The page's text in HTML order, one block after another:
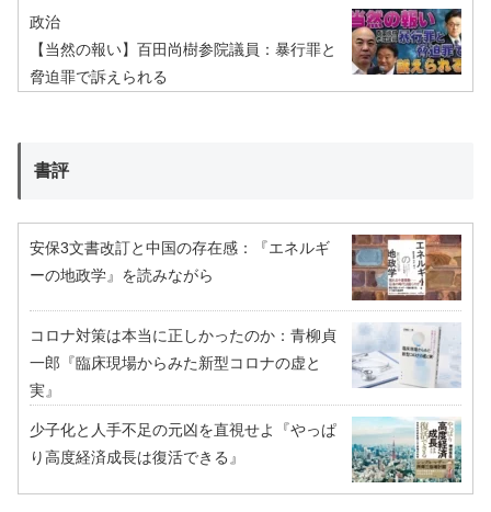
政治
【当然の報い】百田尚樹参院議員：暴行罪と
脅迫罪で訴えられる
書評
安保3文書改訂と中国の存在感：『エネルギ
ーの地政学』を読みながら
コロナ対策は本当に正しかったのか：青柳貞
一郎『臨床現場からみた新型コロナの虚と
実』
少子化と人手不足の元凶を直視せよ『やっぱ
り高度経済成長は復活できる』